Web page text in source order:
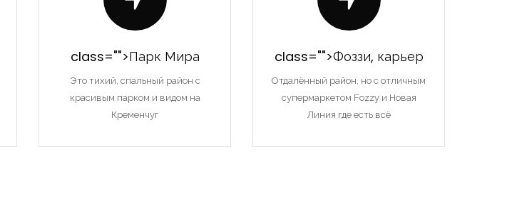
class="">Парк Мира
Это тихий, спальный район с
красивым парком и видом на
Кременчуг
class="">Фоззи, карьер
Отдалённый район, но с отличным
супермаркетом Fozzy и Новая
Линия где есть всё